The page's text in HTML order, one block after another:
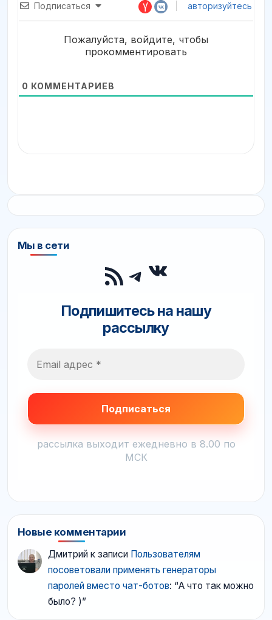
Подписаться авторизуйтесь
Пожалуйста, войдите, чтобы
прокомментировать
0 КОММЕНТАРИЕВ
Мы в сети
RSS-лента
Telegram
ВКонтакте
Подпишитесь на нашу
рассылку
рассылка выходит ежедневно в 8.00 по
МСК
Новые комментарии
Дмитрий к записи Пользователям
посоветовали применять генераторы
паролей вместо чат-ботов: “А что так можно
было? )”